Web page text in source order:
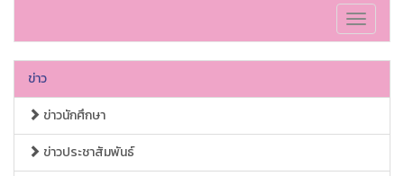
Toggle
ข่าว
ข่าวนักศึกษา
ข่าวประชาสัมพันธ์